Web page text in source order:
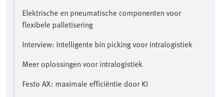
Elektrische en pneumatische componenten voor
flexibele palletisering
Interview: Intelligente bin picking voor intralogistiek
Meer oplossingen voor intralogistiek
Festo AX: maximale efficiëntie door KI